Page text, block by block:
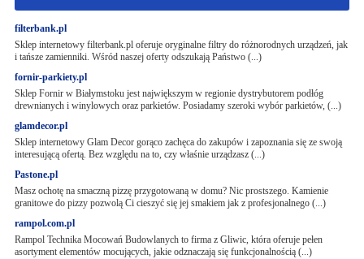
filterbank.pl
Sklep internetowy filterbank.pl oferuje oryginalne filtry do różnorodnych urządzeń, jak
i tańsze zamienniki. Wśród naszej oferty odszukają Państwo (...)
fornir-parkiety.pl
Sklep Fornir w Białymstoku jest największym w regionie dystrybutorem podłóg
drewnianych i winylowych oraz parkietów. Posiadamy szeroki wybór parkietów, (...)
glamdecor.pl
Sklep internetowy Glam Decor gorąco zachęca do zakupów i zapoznania się ze swoją
interesującą ofertą. Bez względu na to, czy właśnie urządzasz (...)
Pastone.pl
Masz ochotę na smaczną pizzę przygotowaną w domu? Nic prostszego. Kamienie
granitowe do pizzy pozwolą Ci cieszyć się jej smakiem jak z profesjonalnego (...)
rampol.com.pl
Rampol Technika Mocowań Budowlanych to firma z Gliwic, która oferuje pełen
asortyment elementów mocujących, jakie odznaczają się funkcjonalnością (...)